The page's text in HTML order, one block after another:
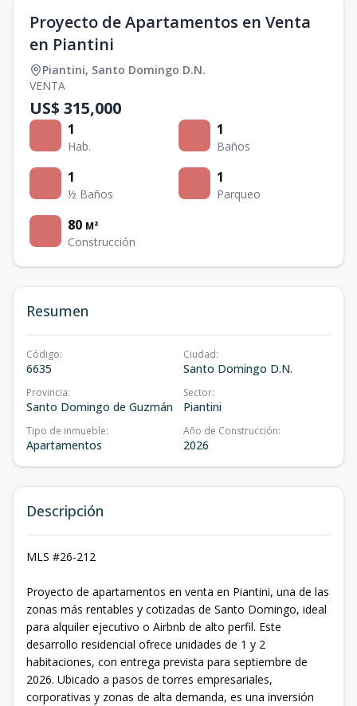
Proyecto de Apartamentos en Venta
en Piantini
Piantini, Santo Domingo D.N.
VENTA
US$ 315,000
1
Hab.
1
Baños
1
½ Baños
1
Parqueo
80 M²
Construcción
Resumen
Código:
6635
Ciudad:
Santo Domingo D.N.
Provincia:
Santo Domingo de Guzmán
Sector:
Piantini
Tipo de inmueble:
Apartamentos
Año de Construcción:
2026
Descripción
MLS #26-212
Proyecto de apartamentos en venta en Piantini, una de las
zonas más rentables y cotizadas de Santo Domingo, ideal
para alquiler ejecutivo o Airbnb de alto perfil. Este
desarrollo residencial ofrece unidades de 1 y 2
habitaciones, con entrega prevista para septiembre de
2026. Ubicado a pasos de torres empresariales,
corporativas y zonas de alta demanda, es una inversión